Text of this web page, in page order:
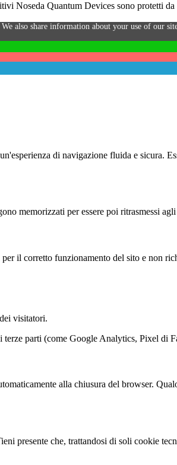
Noseda Quantum Devices sono protetti da
also share information about your use of our
di navigazione fluida e sicura.
memorizzati per essere poi ritrasmessi
per il corretto funzionamento del sito e non
visitatori.
parti (come Google Analytics, Pixel di
alla chiusura del browser.
presente che, trattandosi di soli cookie